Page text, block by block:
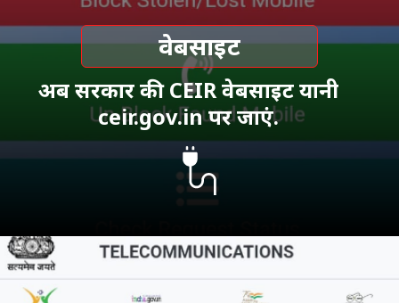
अब सरकार की CEIR वेबसाइट यानी
ceir.gov.in पर जाएं.
वेबसाइट